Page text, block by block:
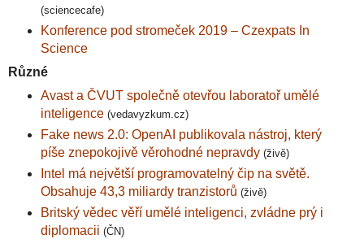
(sciencecafe)
Konference pod stromeček 2019 – Czexpats In
Science
Různé
Avast a ČVUT společně otevřou laboratoř umělé
inteligence (vedavyzkum.cz)
Fake news 2.0: OpenAI publikovala nástroj, který
píše znepokojivě věrohodné nepravdy (živě)
Intel má největší programovatelný čip na světě.
Obsahuje 43,3 miliardy tranzistorů (živě)
Britský vědec věří umělé inteligenci, zvládne prý i
diplomacii (ČN)